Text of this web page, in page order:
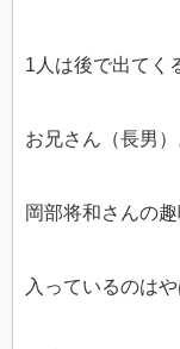
1人は後で出てく
お兄さん（長男）
岡部将和さんの
入っているのは